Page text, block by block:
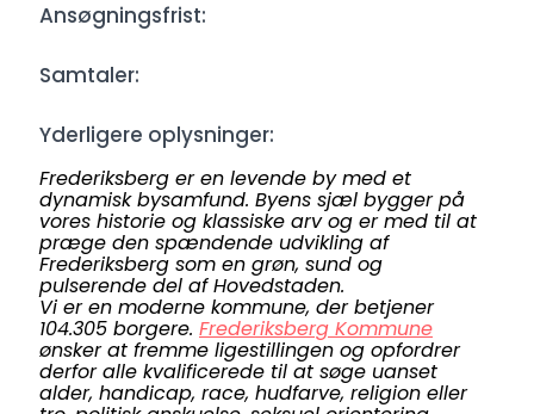
Ansøgningsfrist:
Samtaler:
Yderligere oplysninger:
Frederiksberg er en levende by med et
dynamisk bysamfund. Byens sjæl bygger på
vores historie og klassiske arv og er med til at
præge den spændende udvikling af
Frederiksberg som en grøn, sund og
pulserende del af Hovedstaden.
Vi er en moderne kommune, der betjener
104.305 borgere. Frederiksberg Kommune
ønsker at fremme ligestillingen og opfordrer
derfor alle kvalificerede til at søge uanset
alder, handicap, race, hudfarve, religion eller